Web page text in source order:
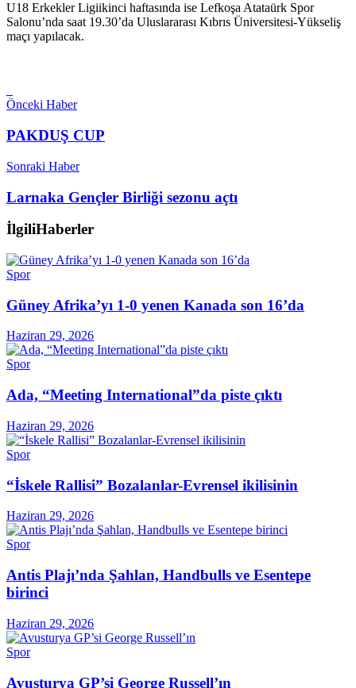
U18 Erkekler Ligiikinci haftasında ise Lefkoşa Atataürk Spor
Salonu’nda saat 19.30’da Uluslararası Kıbrıs Üniversitesi-Yükseliş
maçı yapılacak.
Önceki Haber
PAKDUŞ CUP
Sonraki Haber
Larnaka Gençler Birliği sezonu açtı
İlgiliHaberler
Spor
Güney Afrika’yı 1-0 yenen Kanada son 16’da
Haziran 29, 2026
Spor
Ada, “Meeting International”da piste çıktı
Haziran 29, 2026
Spor
“İskele Rallisi” Bozalanlar-Evrensel ikilisinin
Haziran 29, 2026
Spor
Antis Plajı’nda Şahlan, Handbulls ve Esentepe
birinci
Haziran 29, 2026
Spor
Avusturya GP’si George Russell’ın